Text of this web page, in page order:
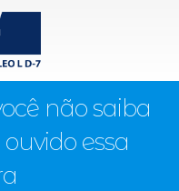
não saiba
essa